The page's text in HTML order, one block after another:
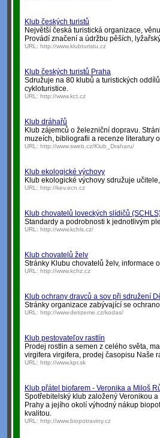
Klub českých turistů
Největší česká turistická organizace,
Provádí značení a údržbu pěších,
URL: http://www.klubturistu.cz
Klub českých turistů Praha
Sdružuje na 80 klubů a turistických
cykloturistice.
URL: http://www.kct.cz
Klub dráhařů
Klub zájemců o železniční dopravu.
muzeích, bibliografii a recenze literatury
URL: http://www.sweb.cz/Klub_Draharu/
Klub ekologické výchovy
Klub ekologické výchovy sdružuje
URL: http://kev.ecn.cz
Klub chovatelů loveckých slídičů
Standardy a podrobnosti k jednotlivým
URL: http://www.kchls.cz/
Klub chovatelů želv
Stránky Klubu chovatelů želv, informace
URL: http://www.kchz.cz
Klub ochrany dravců a sov při sdružení
Stránky organizace zabývající se
URL: http://www.detizeme.cz/kodas/
Klub pestovateľov rastlín
Prodej rostlin a semen z celého světa,
virgifera virgifera, prodej časopisu Naše
URL: http://www.kpr.sk
Klub přátel biofarem - Veronika a Miloš
Spotřebitelský klub založený Veronikou
Prahy a jejího okolí výhodný nákup
kvalitou.
URL: http://www.biopotraviny.cz